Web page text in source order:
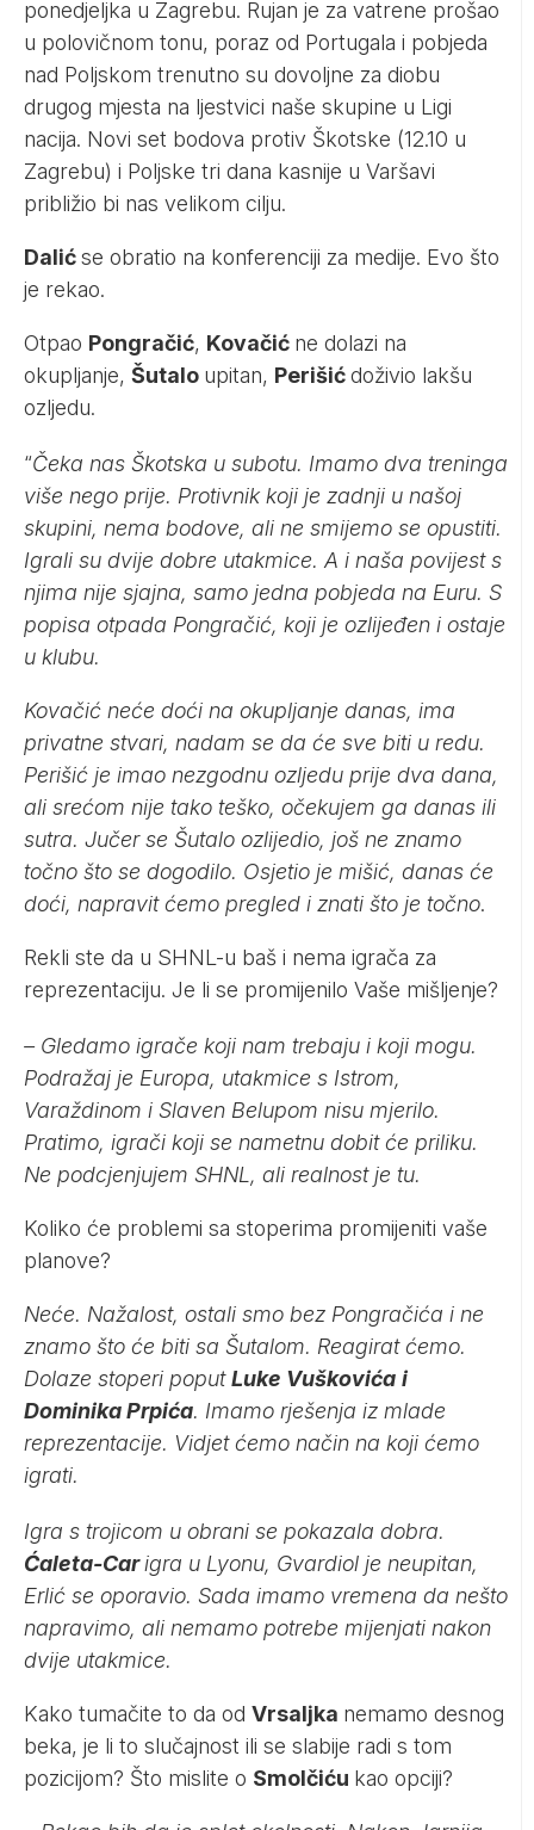
ponedjeljka u Zagrebu. Rujan je za vatrene prošao
u polovičnom tonu, poraz od Portugala i pobjeda
nad Poljskom trenutno su dovoljne za diobu
drugog mjesta na ljestvici naše skupine u Ligi
nacija. Novi set bodova protiv Škotske (12.10 u
Zagrebu) i Poljske tri dana kasnije u Varšavi
približio bi nas velikom cilju.
Dalićse obratio na konferenciji za medije. Evo što
je rekao.
Otpao Pongračić, Kovačić ne dolazi na
okupljanje, Šutalo upitan, Perišićdoživio lakšu
ozljedu.
“Čeka nas Škotska u subotu. Imamo dva treninga
više nego prije. Protivnik koji je zadnji u našoj
skupini, nema bodove, ali ne smijemo se opustiti.
Igrali su dvije dobre utakmice. A i naša povijest s
njima nije sjajna, samo jedna pobjeda na Euru. S
popisa otpada Pongračić, koji je ozlijeđen i ostaje
u klubu.
Kovačić neće doći na okupljanje danas, ima
privatne stvari, nadam se da će sve biti u redu.
Perišić je imao nezgodnu ozljedu prije dva dana,
ali srećom nije tako teško, očekujem ga danas ili
sutra. Jučer se Šutalo ozlijedio, još ne znamo
točno što se dogodilo. Osjetio je mišić, danas će
doći, napravit ćemo pregled i znati što je točno.
Rekli ste da u SHNL-u baš i nema igrača za
reprezentaciju. Je li se promijenilo Vaše mišljenje?
– Gledamo igrače koji nam trebaju i koji mogu.
Podražaj je Europa, utakmice s Istrom,
Varaždinom i Slaven Belupom nisu mjerilo.
Pratimo, igrači koji se nametnu dobit će priliku.
Ne podcjenjujem SHNL, ali realnost je tu.
Koliko će problemi sa stoperima promijeniti vaše
planove?
Neće. Nažalost, ostali smo bez Pongračića i ne
znamo što će biti sa Šutalom. Reagirat ćemo.
Dolaze stoperi poputLuke Vuškovića i
Dominika Prpića. Imamo rješenja iz mlade
reprezentacije. Vidjet ćemo način na koji ćemo
igrati.
Igra s trojicom u obrani se pokazala dobra.
Ćaleta-Carigra u Lyonu, Gvardiol je neupitan,
Erlić se oporavio. Sada imamo vremena da nešto
napravimo, ali nemamo potrebe mijenjati nakon
dvije utakmice.
Kako tumačite to da od Vrsaljka nemamo desnog
beka, je li to slučajnost ili se slabije radi s tom
pozicijom? Što mislite o Smolčiću kao opciji?